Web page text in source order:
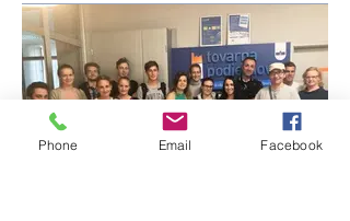
Phone Email Facebook